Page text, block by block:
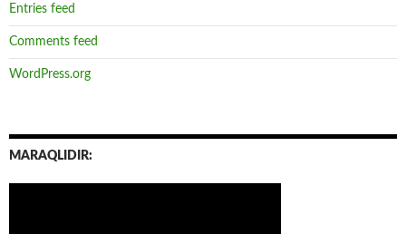
Entries feed
Comments feed
WordPress.org
MARAQLIDIR: